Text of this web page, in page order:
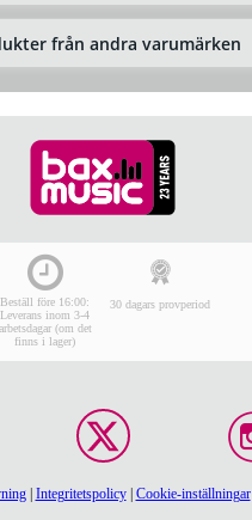
från andra varumärken
Beställ före 16:00:
Leverans inom 3-4
arbetsdagar (om det
finns i lager)
30 dagars provperiod
| Integritetspolicy| Cookie-inställningar